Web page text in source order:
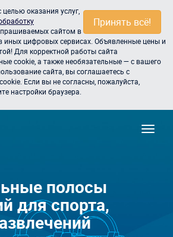
Принять всё!
оказания услуг,
сайтом в
иных цифровых сервисах. Объявленные цены и
Для корректной работы сайта
cookie, а также необязательные — с вашего
сайта, вы соглашаетесь с
Если вы не согласны, пожалуйста,
настройки браузера.
полосы
для спорта,